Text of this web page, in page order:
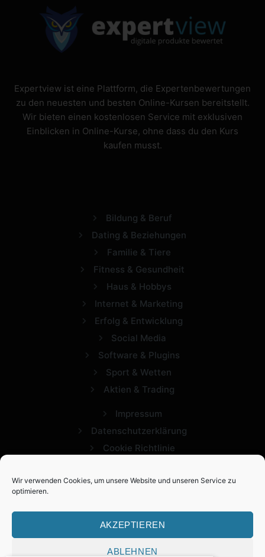
Wir verwenden Cookies, um unsere Website und unseren Service zu
optimieren.
AKZEPTIEREN
ABLEHNEN
Expertview ist eine Plattform, die Expertenbewertungen
zu den neuesten und besten Online-Kursen bereitstellt.
Wir bieten einen kostenlosen Service mit exklusiven
Einblicken in Online-Kurse, ohne dass du den Kurs
kaufen musst.
Bildung & Beruf
Dating & Beziehungen
Familie & Tiere
Fitness & Gesundheit
Haus & Hobbys
Internet & Marketing
Erfolg & Entwicklung
Social Media
Software & Plugins
Sport & Wetten
Aktien & Trading
Impressum
Datenschutzerklärung
Cookie Richtlinie